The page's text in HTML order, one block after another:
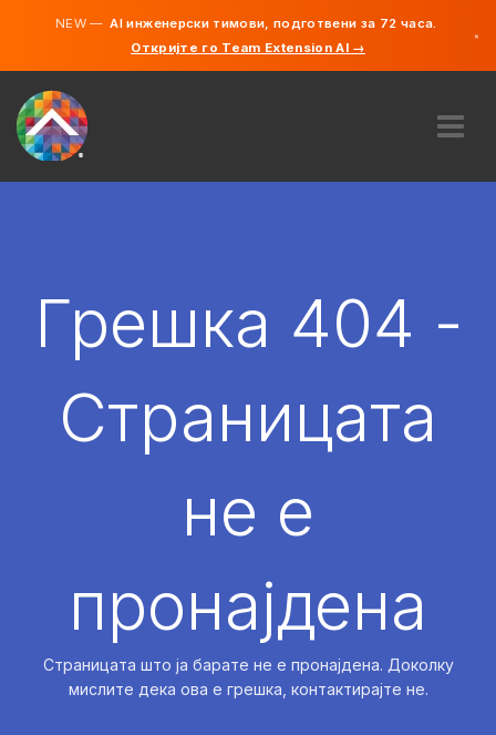
NEW —AI инженерски тимови, подготвени за 72 часа.
Откријте го Team Extension AI →
×
АНГАЖИРАЈ
Грешка 404 -
Страницата
не е
пронајдена
Страницата што ја барате не е пронајдена. Доколку
мислите дека ова е грешка, контактирајте не.